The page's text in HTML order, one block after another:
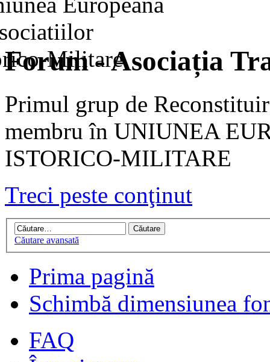
Forum - Asociația
Primul grup de
membru în UNIUNEA
ISTORICO-MILITARE
Treci peste conţinut
Căutare avansată
Prima pagină
Schimbă dimensiunea
FAQ